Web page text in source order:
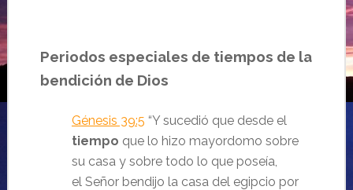
Periodos especiales de tiempos de la
bendición de Dios
Génesis 39:5 “Y sucedió que desde el
tiempo que lo hizo mayordomo sobre
su casa y sobre todo lo que poseía,
el Señorbendijo la casa del egipcio por